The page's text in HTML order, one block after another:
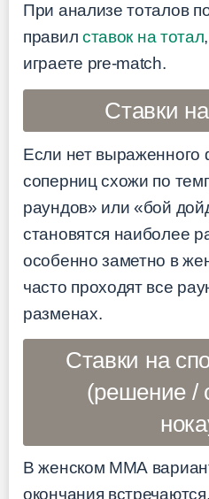
При анализе тоталов
правил ставок на тотал
играете pre-match.
Ставки
Если нет
соперниц схожи по
раундов» или «бой
становятся наиболее
особенно заметно в
часто проходят все
разменах.
Ставки на
(решение /
В женском ММА
окончания